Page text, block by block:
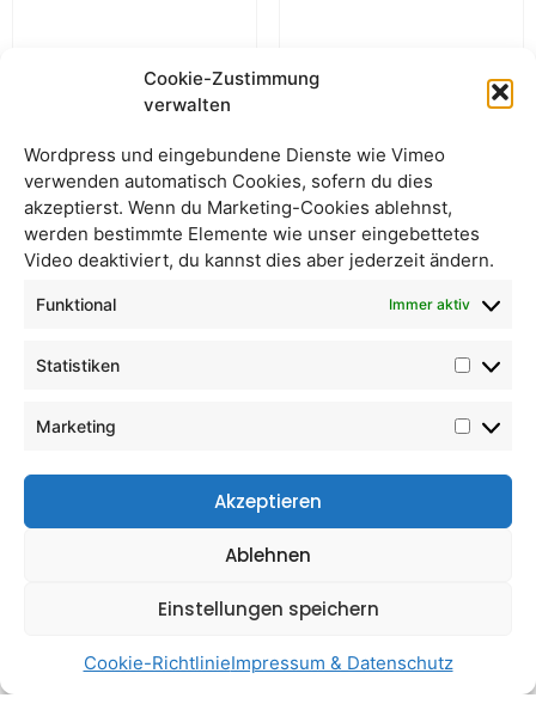
Cookie-Zustimmung
verwalten
Wordpress und eingebundene Dienste wie Vimeo
verwenden automatisch Cookies, sofern du dies
akzeptierst. Wenn du Marketing-Cookies ablehnst,
werden bestimmte Elemente wie unser eingebettetes
Video deaktiviert, du kannst dies aber jederzeit ändern.
Funktional Immer aktiv
Statistiken
Marketing
Akzeptieren
Ablehnen
Einstellungen speichern
Cookie-RichtlinieImpressum & Datenschutz
Kren Akazienhonig 1kg